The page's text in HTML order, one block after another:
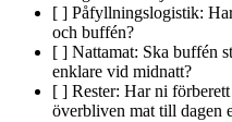
[ ] Påfyllningslogistik:
och buffén?
[ ] Nattamat: Ska buffén
enklare vid midnatt?
[ ] Rester: Har ni
överbliven mat till dagen